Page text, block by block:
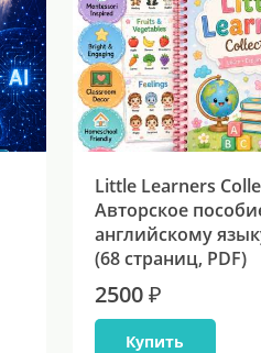
Little Learners
Авторское
английскому
(68 страниц, PDF)
2500 ₽
Купить